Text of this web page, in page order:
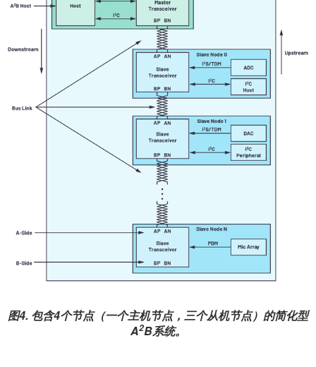
图4. 包含4个节点（一个主机节点，三个从机节点）的简化型
A2B系统。